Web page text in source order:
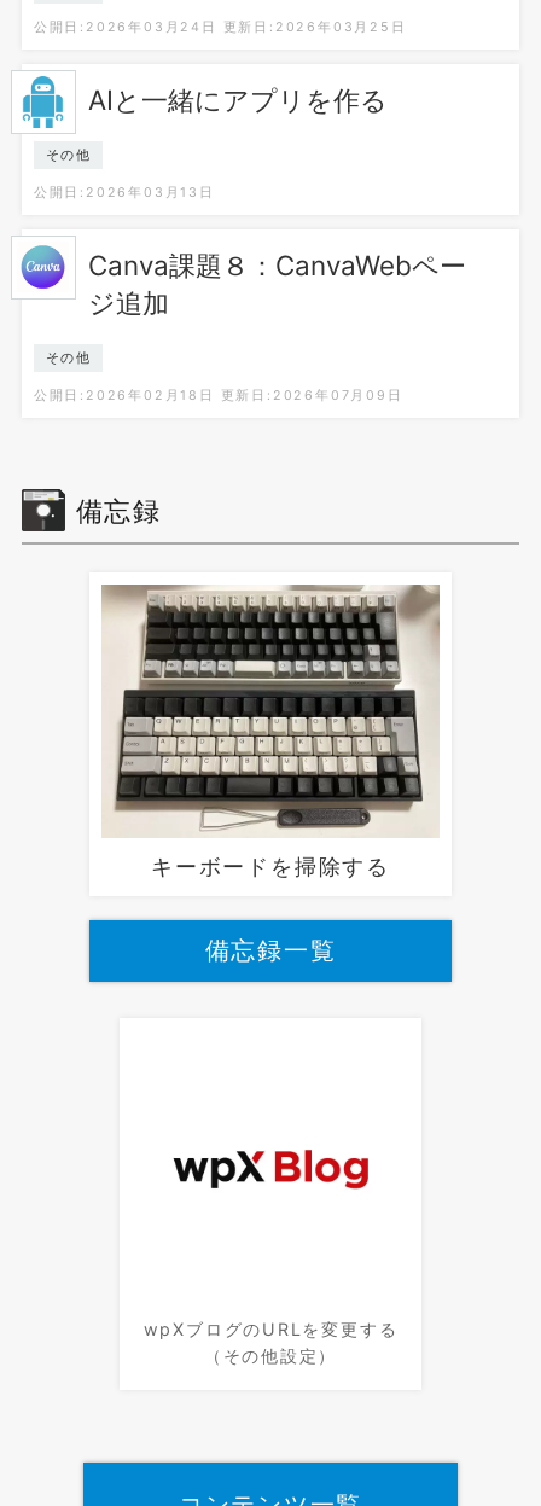
公開日:2026年03月24日 更新日:2026年03月25日
AIと一緒にアプリを作る
その他
公開日:2026年03月13日
Canva課題８：CanvaWebペー
ジ追加
その他
公開日:2026年02月18日 更新日:2026年07月09日
備忘録
キーボードを掃除する
備忘録一覧
wpXブログのURLを変更する
（その他設定）